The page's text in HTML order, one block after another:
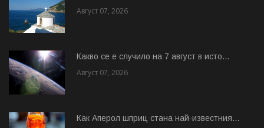
Август 07, 2026
Какво се е случило на 7 август в исто...
Август 07, 2026
Как Аперол шприц стана най-известния...